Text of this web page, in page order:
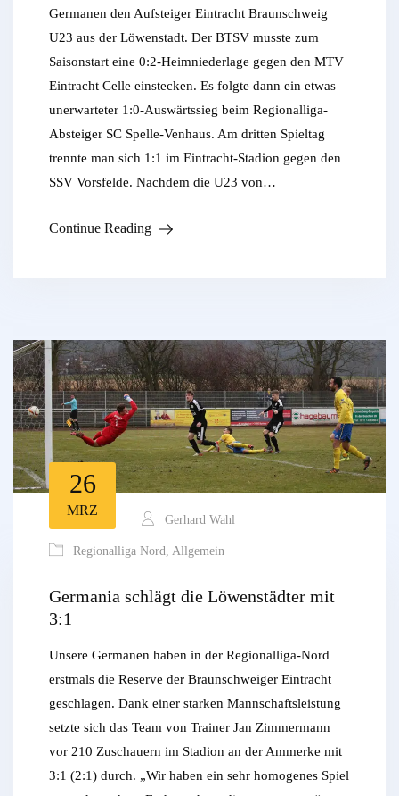
Germanen den Aufsteiger Eintracht Braunschweig
U23 aus der Löwenstadt. Der BTSV musste zum
Saisonstart eine 0:2-Heimniederlage gegen den MTV
Eintracht Celle einstecken. Es folgte dann ein etwas
unerwarteter 1:0-Auswärtssieg beim Regionalliga-
Absteiger SC Spelle-Venhaus. Am dritten Spieltag
trennte man sich 1:1 im Eintracht-Stadion gegen den
SSV Vorsfelde. Nachdem die U23 von…
Continue Reading
26
MRZ
Gerhard Wahl
Regionalliga Nord, Allgemein
Germania schlägt die Löwenstädter mit
3:1
Unsere Germanen haben in der Regionalliga-Nord
erstmals die Reserve der Braunschweiger Eintracht
geschlagen. Dank einer starken Mannschaftsleistung
setzte sich das Team von Trainer Jan Zimmermann
vor 210 Zuschauern im Stadion an der Ammerke mit
3:1 (2:1) durch. „Wir haben ein sehr homogenes Spiel